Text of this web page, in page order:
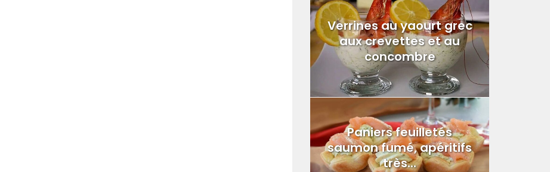
Verrines au yaourt grec
aux crevettes et au
concombre
Paniers feuilletés
saumon fumé, apéritifs
très...